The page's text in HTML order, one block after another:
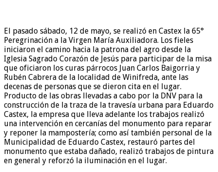
El pasado sábado, 12 de mayo, se realizó en Castex la 65°
Peregrinación a la Virgen María Auxiliadora. Los fieles
iniciaron el camino hacia la patrona del agro desde la
Iglesia Sagrado Corazón de Jesús para participar de la misa
que oficiaron los curas párrocos Juan Carlos Baigorria y
Rubén Cabrera de la localidad de Winifreda, ante las
decenas de personas que se dieron cita en el lugar.
Producto de las obras llevadas a cabo por la DNV para la
construcción de la traza de la travesía urbana para Eduardo
Castex, la empresa que lleva adelante los trabajos realizó
una intervención en cercanías del monumento para reparar
y reponer la mampostería; como así también personal de la
Municipalidad de Eduardo Castex, restauró partes del
monumento que estaba dañado, realizó trabajos de pintura
en general y reforzó la iluminación en el lugar.